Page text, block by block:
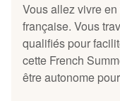
Vous allez vivre
française. Vous
qualifiés pour
cette French
être autonome